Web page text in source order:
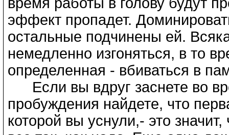
эффект пропадет.
остальные подчинены ей.
немедленно изгоняться, в то
определенная - вбиваться в
Если вы вдруг заснете во
пробуждения найдете, что
которой вы уснули,- это